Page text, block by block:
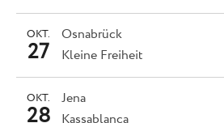
Osnabrück
OKT.
27 Kleine Freiheit
Jena
OKT.
28 Kassablanca